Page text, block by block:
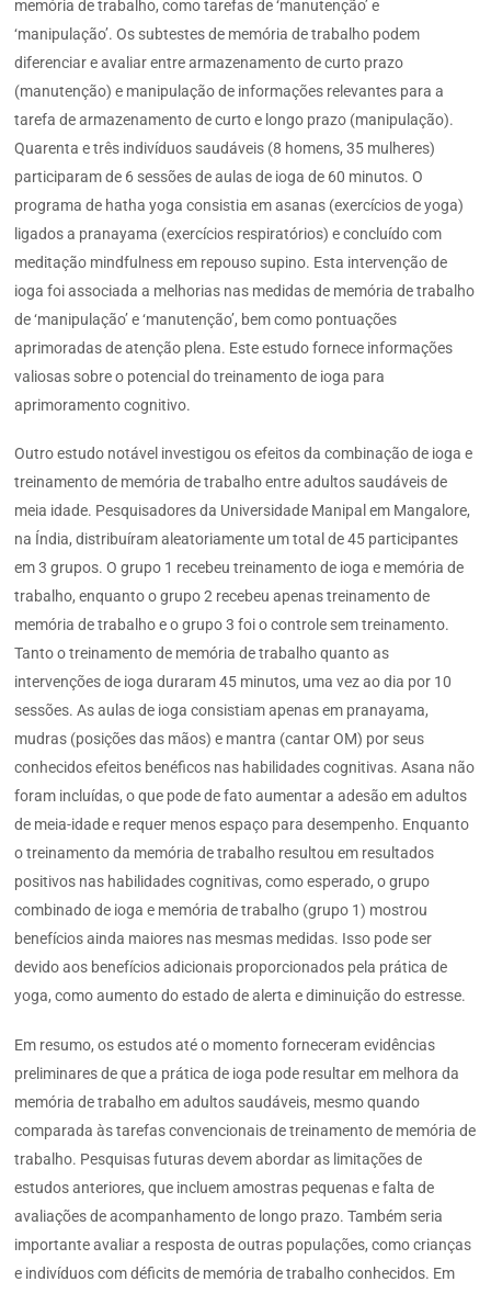
memória de trabalho, como tarefas de ‘manutenção’ e
‘manipulação’. Os subtestes de memória de trabalho podem
diferenciar e avaliar entre armazenamento de curto prazo
(manutenção) e manipulação de informações relevantes para a
tarefa de armazenamento de curto e longo prazo (manipulação).
Quarenta e três indivíduos saudáveis (8 homens, 35 mulheres)
participaram de 6 sessões de aulas de ioga de 60 minutos. O
programa de hatha yoga consistia em asanas (exercícios de yoga)
ligados a pranayama (exercícios respiratórios) e concluído com
meditação mindfulness em repouso supino. Esta intervenção de
ioga foi associada a melhorias nas medidas de memória de trabalho
de ‘manipulação’ e ‘manutenção’, bem como pontuações
aprimoradas de atenção plena. Este estudo fornece informações
valiosas sobre o potencial do treinamento de ioga para
aprimoramento cognitivo.
Outro estudo notável investigou os efeitos da combinação de ioga e
treinamento de memória de trabalho entre adultos saudáveis de
meia idade. Pesquisadores da Universidade Manipal em Mangalore,
na Índia, distribuíram aleatoriamente um total de 45 participantes
em 3 grupos. O grupo 1 recebeu treinamento de ioga e memória de
trabalho, enquanto o grupo 2 recebeu apenas treinamento de
memória de trabalho e o grupo 3 foi o controle sem treinamento.
Tanto o treinamento de memória de trabalho quanto as
intervenções de ioga duraram 45 minutos, uma vez ao dia por 10
sessões. As aulas de ioga consistiam apenas em pranayama,
mudras (posições das mãos) e mantra (cantar OM) por seus
conhecidos efeitos benéficos nas habilidades cognitivas. Asana não
foram incluídas, o que pode de fato aumentar a adesão em adultos
de meia-idade e requer menos espaço para desempenho. Enquanto
o treinamento da memória de trabalho resultou em resultados
positivos nas habilidades cognitivas, como esperado, o grupo
combinado de ioga e memória de trabalho (grupo 1) mostrou
benefícios ainda maiores nas mesmas medidas. Isso pode ser
devido aos benefícios adicionais proporcionados pela prática de
yoga, como aumento do estado de alerta e diminuição do estresse.
Em resumo, os estudos até o momento forneceram evidências
preliminares de que a prática de ioga pode resultar em melhora da
memória de trabalho em adultos saudáveis, mesmo quando
comparada às tarefas convencionais de treinamento de memória de
trabalho. Pesquisas futuras devem abordar as limitações de
estudos anteriores, que incluem amostras pequenas e falta de
avaliações de acompanhamento de longo prazo. Também seria
importante avaliar a resposta de outras populações, como crianças
e indivíduos com déficits de memória de trabalho conhecidos. Em